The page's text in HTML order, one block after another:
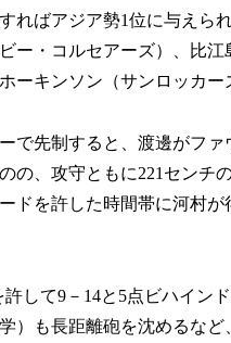
ればアジア勢1位に与えら
ー・コルセアーズ）、比
ーキンソン（サンロッカー
で先制すると、渡邊がフ
の、攻守ともに221センチ
ドを許した時間帯に河村が
して9－14と5点ビハイン
）も長距離砲を沈めるな